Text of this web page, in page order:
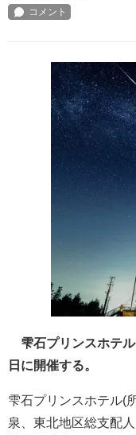
雫石プリンスホテ
日に開催する。
雫石プリンスホテル(
泉、東北地区総支配